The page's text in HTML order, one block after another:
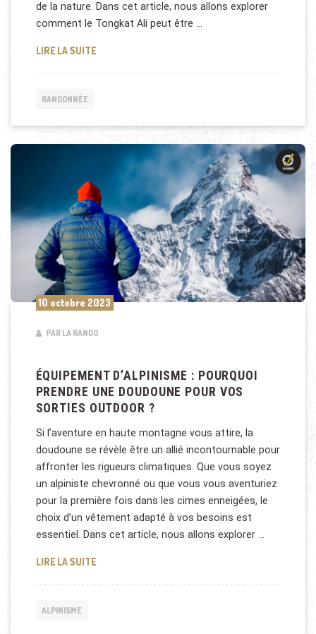
de la nature. Dans cet article, nous allons explorer
comment le Tongkat Ali peut être …
LIRE LA SUITELE TONGKAT ALI : UN ALLIÉ INSOUPÇONNÉ POUR
RANDONNÉE
10 octobre 2023
PAR LA RANDO
ÉQUIPEMENT D’ALPINISME : POURQUOI
PRENDRE UNE DOUDOUNE POUR VOS
SORTIES OUTDOOR ?
Si l’aventure en haute montagne vous attire, la
doudoune se révèle être un allié incontournable pour
affronter les rigueurs climatiques. Que vous soyez
un alpiniste chevronné ou que vous vous aventuriez
pour la première fois dans les cimes enneigées, le
choix d’un vêtement adapté à vos besoins est
essentiel. Dans cet article, nous allons explorer …
LIRE LA SUITEÉQUIPEMENT D’ALPINISME : POURQUOI PRENDRE
ALPINISME